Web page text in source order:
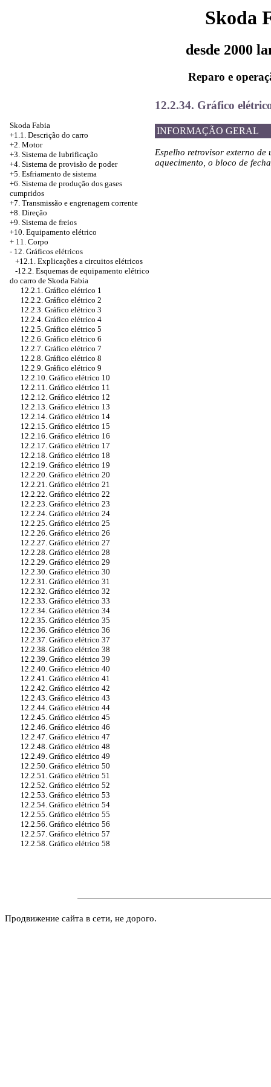
Skoda
desde 2000
Reparo e
Skoda Fabia
+1.1. Descrição do carro
+2. Motor
+3. Sistema de lubrificação
+4. Sistema de provisão de poder
+5. Esfriamento de sistema
+6. Sistema de produção dos gases
cumpridos
+7. Transmissão e engrenagem corrente
+8. Direção
+9. Sistema de freios
+10. Equipamento elétrico
+ 11. Corpo
- 12. Gráficos elétricos
+12.1. Explicações a circuitos elétricos
-12.2. Esquemas de equipamento elétrico
do carro de Skoda Fabia
12.2.1. Gráfico elétrico 1
12.2.2. Gráfico elétrico 2
12.2.3. Gráfico elétrico 3
12.2.4. Gráfico elétrico 4
12.2.5. Gráfico elétrico 5
12.2.6. Gráfico elétrico 6
12.2.7. Gráfico elétrico 7
12.2.8. Gráfico elétrico 8
12.2.9. Gráfico elétrico 9
12.2.10. Gráfico elétrico 10
12.2.11. Gráfico elétrico 11
12.2.12. Gráfico elétrico 12
12.2.13. Gráfico elétrico 13
12.2.14. Gráfico elétrico 14
12.2.15. Gráfico elétrico 15
12.2.16. Gráfico elétrico 16
12.2.17. Gráfico elétrico 17
12.2.18. Gráfico elétrico 18
12.2.19. Gráfico elétrico 19
12.2.20. Gráfico elétrico 20
12.2.21. Gráfico elétrico 21
12.2.22. Gráfico elétrico 22
12.2.23. Gráfico elétrico 23
12.2.24. Gráfico elétrico 24
12.2.25. Gráfico elétrico 25
12.2.26. Gráfico elétrico 26
12.2.27. Gráfico elétrico 27
12.2.28. Gráfico elétrico 28
12.2.29. Gráfico elétrico 29
12.2.30. Gráfico elétrico 30
12.2.31. Gráfico elétrico 31
12.2.32. Gráfico elétrico 32
12.2.33. Gráfico elétrico 33
12.2.34. Gráfico elétrico 34
12.2.35. Gráfico elétrico 35
12.2.36. Gráfico elétrico 36
12.2.37. Gráfico elétrico 37
12.2.38. Gráfico elétrico 38
12.2.39. Gráfico elétrico 39
12.2.40. Gráfico elétrico 40
12.2.41. Gráfico elétrico 41
12.2.42. Gráfico elétrico 42
12.2.43. Gráfico elétrico 43
12.2.44. Gráfico elétrico 44
12.2.45. Gráfico elétrico 45
12.2.46. Gráfico elétrico 46
12.2.47. Gráfico elétrico 47
12.2.48. Gráfico elétrico 48
12.2.49. Gráfico elétrico 49
12.2.50. Gráfico elétrico 50
12.2.51. Gráfico elétrico 51
12.2.52. Gráfico elétrico 52
12.2.53. Gráfico elétrico 53
12.2.54. Gráfico elétrico 54
12.2.55. Gráfico elétrico 55
12.2.56. Gráfico elétrico 56
12.2.57. Gráfico elétrico 57
12.2.58. Gráfico elétrico 58
12.2.34. Gráfico
INFORMAÇÃO GERAL
Espelho retrovisor externo
aquecimento, o bloco de
Продвижение сайта в сети, не дорого.